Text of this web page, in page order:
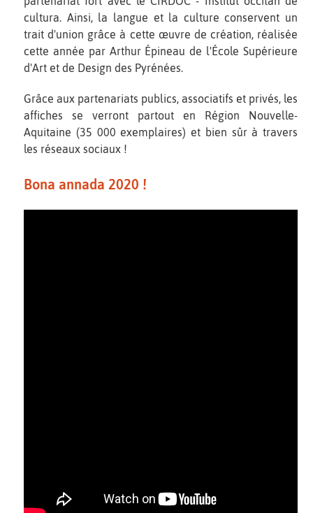
cultura. Ainsi, la langue et la culture conservent un
trait d'union grâce à cette œuvre de création, réalisée
cette année par Arthur Épineau de l'École Supérieure
d'Art et de Design des Pyrénées.
Grâce aux partenariats publics, associatifs et privés, les
affiches se verront partout en Région Nouvelle-
Aquitaine (35 000 exemplaires) et bien sûr à travers
les réseaux sociaux !
Bona annada 2020 !